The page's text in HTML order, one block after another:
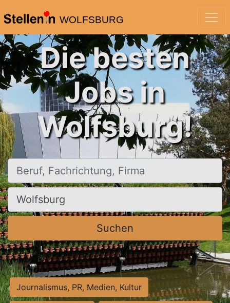
WOLFSBURG
Die besten
Jobs in
Wolfsburg!
Beruf, Fachrichtung, Firma
Ort, Stadt
Suchen
Journalismus, PR, Medien, Kultur